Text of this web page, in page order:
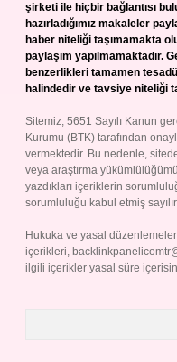
şirketi ile hiçbir bağlantısı
hazırladığımız makaleler
haber niteliği taşımamakta
paylaşım yapılmamaktadır.
benzerlikleri tamamen
halindedir ve tavsiye niteliği
Sitemiz, 5651 Sayılı Kanun
Kurumu (BTK) tarafından
vermektedir. Bu nedenle,
veya araştırma
yazdıkları içeriklerin
sorumluluğu kabul etmiş
Hukuka ve yasal
içerikleri,
ilgili içerikler yasal süre